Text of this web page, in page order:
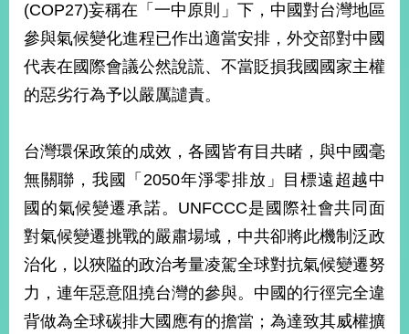
平
護
照
回
頁
網
站
導
覽
關
於
本
部
新
中
(COP27)妄稱在「一中原則」下，中國對台灣地區
參與氣候變化進程已作出適當安排，外交部對中國
代表在國際會議公然說謊、不當貶損我國國家主權
的惡劣行為予以嚴厲譴責。
台灣環保政策的成效，各國皆有目共睹，與中國毫
無關聯，我國「2050年淨零排放」目標遠超越中
國的氣候變遷承諾。UNFCCC是國際社會共同面
對氣候變遷挑戰的嚴肅場域，中共卻將此機制泛政
治化，以狹隘的政治考量凌駕全球對抗氣候變遷努
力，連年惡意阻撓台灣的參與。中國的行徑完全違
背做為全球碳排大國應有的擔當；為達致其威權擴